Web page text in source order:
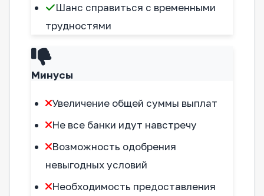
Шанс справиться с временными
трудностями
Минусы
Увеличение общей суммы выплат
Не все банки идут навстречу
Возможность одобрения
невыгодных условий
Необходимость предоставления